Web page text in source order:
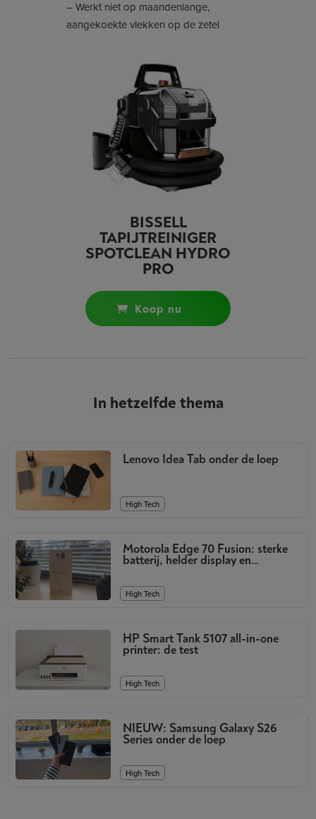
– Werkt niet op maandenlange,
aangekoekte vlekken op de zetel
BISSELL
TAPIJTREINIGER
SPOTCLEAN HYDRO
PRO
koop nu
In hetzelfde thema
Lenovo Idea Tab onder de loep
High Tech
Motorola Edge 70 Fusion: sterke
batterij, helder display en
kwalitatieve camera’s
High Tech
HP Smart Tank 5107 all-in-one
printer: de test
High Tech
NIEUW: Samsung Galaxy S26
Series onder de loep
High Tech